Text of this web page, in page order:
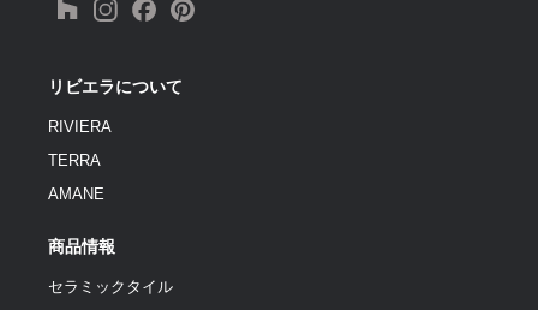
リビエラについて
RIVIERA
TERRA
AMANE
商品情報
セラミックタイル